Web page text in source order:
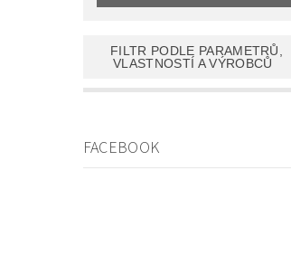
FILTR PODLE PARAMETRŮ,
VLASTNOSTÍ A VÝROBCŮ
FACEBOOK